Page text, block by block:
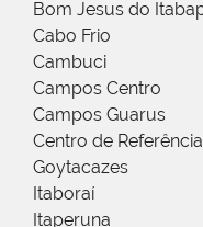
Bom Jesus do
Cabo Frio
Cambuci
Campos Centro
Campos Guarus
Centro de
Goytacazes
Itaboraí
Itaperuna